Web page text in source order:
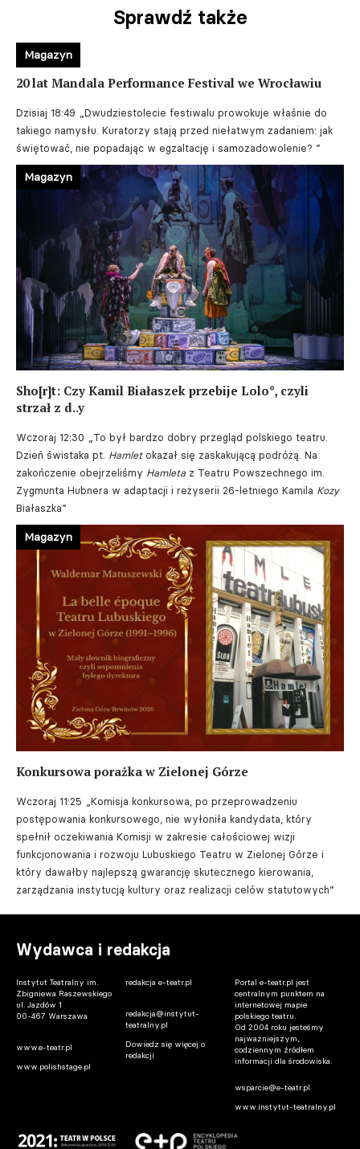
Sprawdź także
20 lat Mandala Performance Festival we Wrocławiu
Dzisiaj 18:49 „Dwudziestolecie festiwalu prowokuje właśnie do
takiego namysłu. Kuratorzy stają przed niełatwym zadaniem: jak
świętować, nie popadając w egzaltację i samozadowolenie? ”
Magazyn
Sho[r]t: Czy Kamil Białaszek przebije Lolo*, czyli
strzał z d..y
Wczoraj 12:30
„To był bardzo dobry przegląd polskiego teatru.
Dzień świstaka pt. Hamletokazał się zaskakującą podróżą. Na
zakończenie obejrzeliśmy Hamleta z Teatru Powszechnego im.
Zygmunta Hubnera w adaptacji i reżyserii 26-letniego Kamila Kozy
Białaszka”
Magazyn
Konkursowa porażka w Zielonej Górze
Wczoraj 11:25 „Komisja konkursowa, po przeprowadzeniu
postępowania konkursowego, nie wyłoniła kandydata, który
spełnił oczekiwania Komisji w zakresie całościowej wizji
funkcjonowania i rozwoju Lubuskiego Teatru w Zielonej Górze i
który dawałby najlepszą gwarancję skutecznego kierowania,
zarządzania instytucją kultury oraz realizacji celów statutowych”
Magazyn
Wydawca i redakcja
Instytut Teatralny im.
Zbigniewa Raszewskiego
ul. Jazdów 1
00-467 Warszawa
www.e-teatr.pl
www.polishstage.pl
redakcja e-teatr.pl
redakcja@instytut-
teatralny.pl
Dowiedz się więcej o
redakcji
Portal e-teatr.pl jest
centralnym punktem na
internetowej mapie
polskiego teatru.
Od 2004 roku jesteśmy
najważniejszym,
codziennym źródłem
informacji dla środowiska.
wsparcie@e-teatr.pl
www.instytut-teatralny.pl